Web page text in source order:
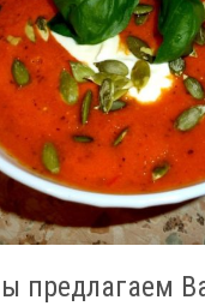
предлагаем